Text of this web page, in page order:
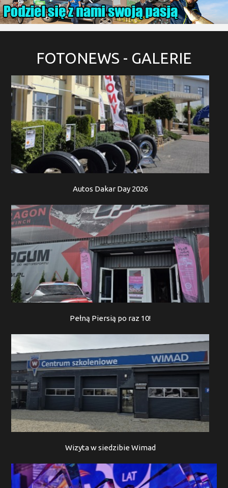
FOTONEWS - GALERIE
Autos Dakar Day 2026
Pełną Piersią po raz 10!
Wizyta w siedzibie Wimad